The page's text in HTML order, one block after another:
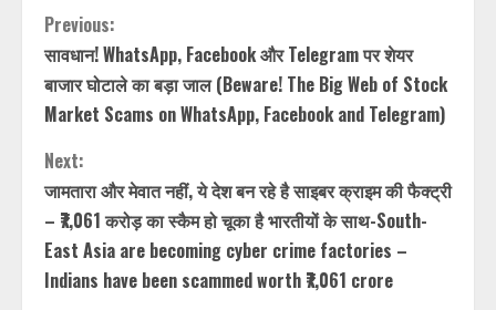
Previous:
सावधान! WhatsApp, Facebook और Telegram पर शेयर
बाजार घोटाले का बड़ा जाल (Beware! The Big Web of Stock
Market Scams on WhatsApp, Facebook and Telegram)
Next:
जामतारा और मेवात नहीं, ये देश बन रहे है साइबर क्राइम की फैक्ट्री
– ₹7,061 करोड़ का स्कैम हो चूका है भारतीयों के साथ-South-
East Asia are becoming cyber crime factories –
Indians have been scammed worth ₹7,061 crore